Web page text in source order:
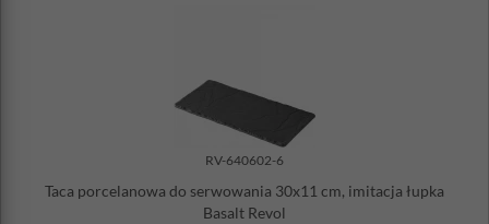
RV-640602-6
Taca porcelanowa do serwowania 30x11 cm, imitacja łupka
Basalt Revol